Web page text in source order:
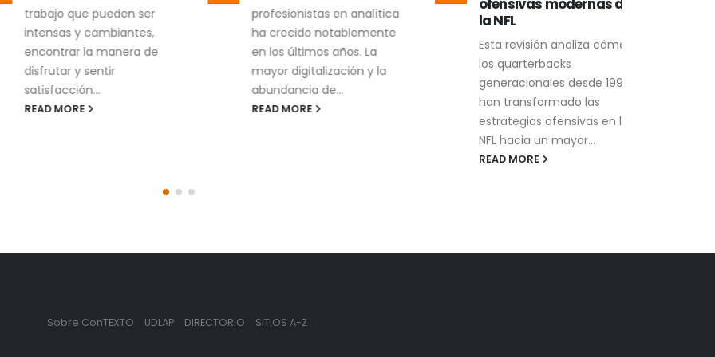
trabajo que pueden ser
intensas y cambiantes,
encontrar la manera de
disfrutar y sentir
satisfacción...
READ MORE
profesionistas en analítica
ha crecido notablemente
en los últimos años. La
mayor digitalización y la
abundancia de...
READ MORE
la NFL
Esta revisión analiza cómo
los quarterbacks
generacionales desde 1999
han transformado las
estrategias ofensivas en la
NFL hacia un mayor...
READ MORE
Sobre ConTEXTO UDLAP DIRECTORIO SITIOS A-Z